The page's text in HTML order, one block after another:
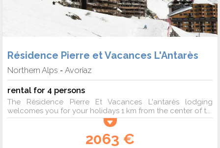
Résidence Pierre et Vacances L'Antarès
Northern Alps - Avoriaz
rental for 4 persons
The Résidence Pierre Et Vacances L'antarès lodging
welcomes you for your holidays 1 km from the center of t...
2063 €